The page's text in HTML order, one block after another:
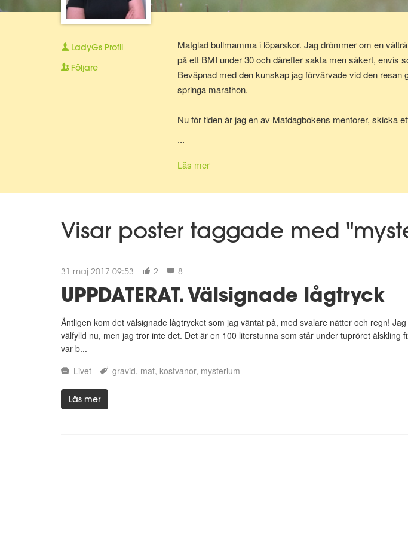
Matglad bullmamma i löparskor. Jag drömmer om en
på ett BMI under 30 och därefter sakta men säkert, envis
Beväpnad med den kunskap jag förvärvade vid den
springa marathon.
Nu för tiden är jag en av Matdagbokens mentorer, skicka
...
Läs mer
LadyGs Profil
Följare
Visar poster taggade med
31 maj 2017 09:53 2 8
UPPDATERAT. Välsignade lågtryck
Äntligen kom det välsignade lågtrycket som jag väntat på, med svalare nätter och regn!
välfylld nu, men jag tror inte det. Det är en 100 literstunna som står under tupröret älskling
var b...
Livet
gravid mat kostvanor mysterium
Läs mer